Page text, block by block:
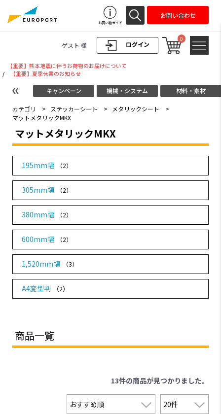
ログイン
ゲスト 様
0
お買い物ガイド
お問い合わせ
【重要】熊本地震に伴うお荷物のお届けについて
/
【重要】夏季休業のお知らせ
キャンペーン 機械・システム 材料・素材
カテゴリ > ステッカーシート > メタリックシート
>
マットメタリックMKX
マットメタリックMKX
195mm幅 （2）
305mm幅 （2）
380mm幅 （2）
600mm幅 （2）
1,520mm幅 （3）
A4変型判 （2）
商品一覧
13件の商品が見つかりました。